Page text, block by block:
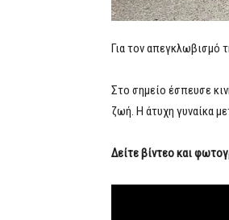
Για τον απεγκλωβισμό
Στο σημείο έσπευσε
ζωή. Η άτυχη γυναίκα
Δείτε βίντεο και